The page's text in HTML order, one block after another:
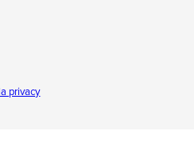
and videos
privacy